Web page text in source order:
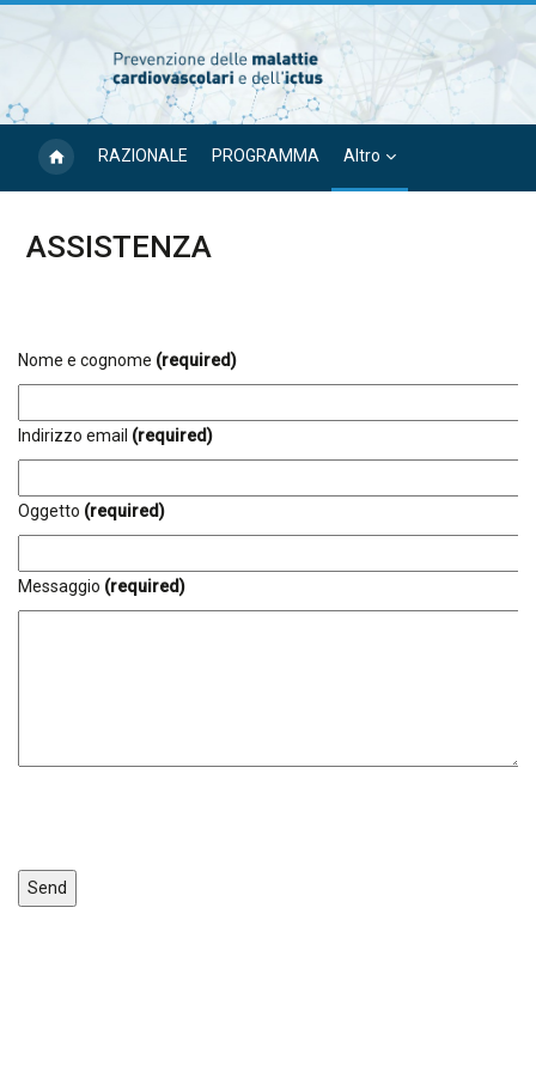
RAZIONALE PROGRAMMA Altro
ASSISTENZA
Blocchi
Nome e cognome (required)
Indirizzo email (required)
Oggetto (required)
Messaggio (required)